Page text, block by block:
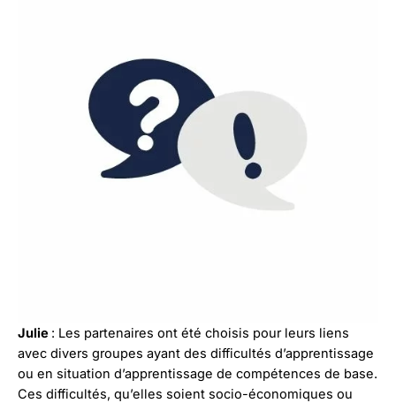
Julie : Les partenaires ont été choisis pour leurs liens
avec divers groupes ayant des difficultés d’apprentissage
ou en situation d’apprentissage de compétences de base.
Ces difficultés, qu’elles soient socio-économiques ou